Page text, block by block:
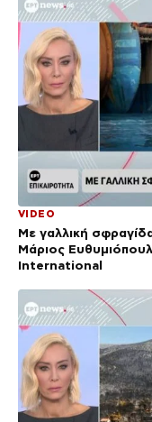
VIDEO
Με γαλλική
Μάριος
International